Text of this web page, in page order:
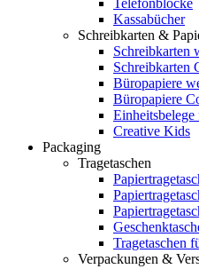
Telefonblöcke
Kassabücher
Schreibkarten &
Schreibkarten
Schreibkarten
Büropapiere
Büropapiere
Creative Kids
Packaging
Tragetaschen
Tragetaschen
Verpackungen &